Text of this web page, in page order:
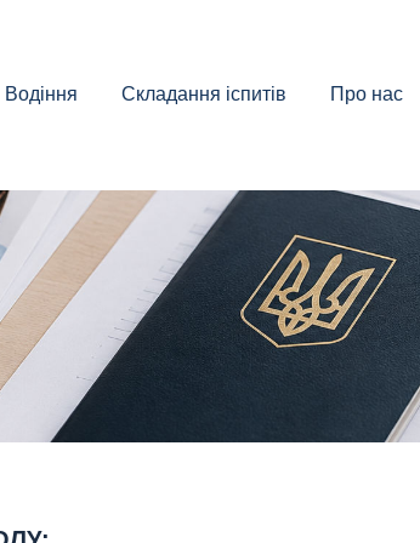
Водіння Складання іспитів Про нас